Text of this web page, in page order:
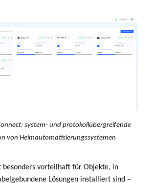
system- und protokollübergreifende
von Heimautomatisierungssystemen
besonders vorteilhaft für Objekte, in
Lösungen installiert sind –